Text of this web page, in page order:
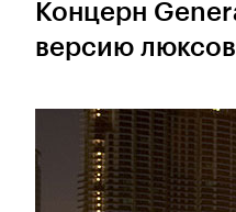
Концерн
версию